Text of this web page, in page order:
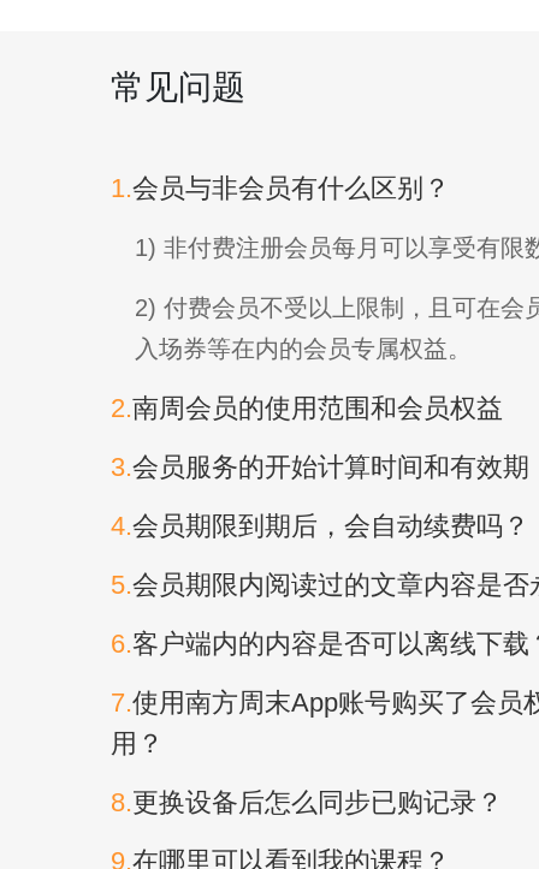
常见问题
1.会员与非会员有什么区别？
1) 非付费注册会员每月可以享受有限
2) 付费会员不受以上限制，且可在会
入场券等在内的会员专属权益。
2.南周会员的使用范围和会员权益
3.会员服务的开始计算时间和有效期
4.会员期限到期后，会自动续费吗？
5.会员期限内阅读过的文章内容是否
6.客户端内的内容是否可以离线下载
7.使用南方周末App账号购买了会员
用？
8.更换设备后怎么同步已购记录？
9.在哪里可以看到我的课程？